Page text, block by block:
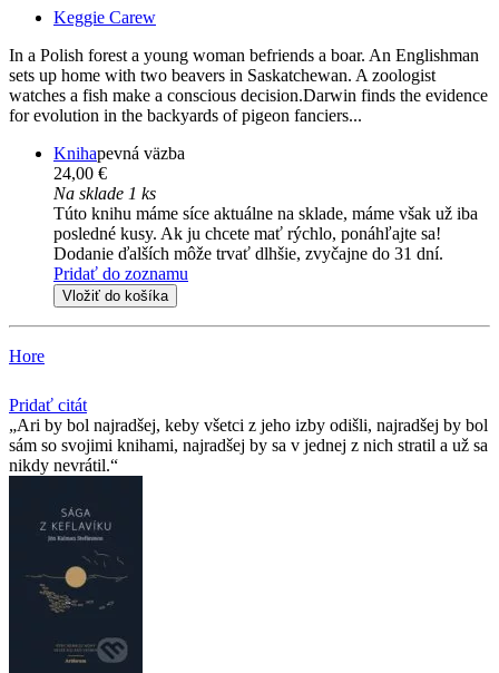
Keggie Carew
In a Polish forest a young woman befriends a boar. An Englishman
sets up home with two beavers in Saskatchewan. A zoologist
watches a fish make a conscious decision.Darwin finds the evidence
for evolution in the backyards of pigeon fanciers...
Knihapevná väzba
24,00 €
Na sklade 1 ks
Túto knihu máme síce aktuálne na sklade, máme však už iba
posledné kusy. Ak ju chcete mať rýchlo, ponáhľajte sa!
Dodanie ďalších môže trvať dlhšie, zvyčajne do 31 dní.
Pridať do zoznamu
Vložiť do košíka
Hore
Pridať citát
Ari by bol najradšej, keby všetci z jeho izby odišli, najradšej by bol
sám so svojimi knihami, najradšej by sa v jednej z nich stratil a už sa
nikdy nevrátil.